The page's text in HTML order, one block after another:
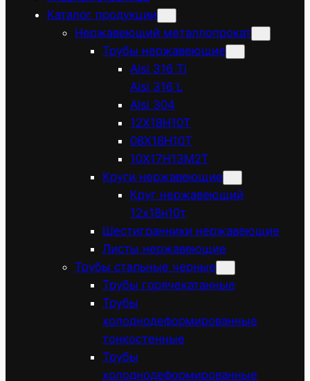
Каталог продукции
Нержавеющий металлопрокат
Трубы нержавеющие
Aisi 316 Ti
Aisi 316 L
Aisi 304
12Х18Н10Т
08Х18Н10Т
10Х17Н13М2Т
Круги нержавеющие
Круг нержавеющий
12х18н10т
Шестигранники нержавеющие
Листы нержавеющие
Трубы стальные черные
Трубы горячекатанные
Трубы
холоднодеформированные
тонкостенные
Трубы
холоднодеформированные